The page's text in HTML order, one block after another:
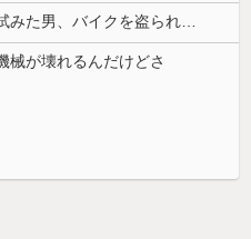
【爆笑ｗ】バッグひったくりを試みた男、バイクを盗られる！
械が壊れるんだけどさ